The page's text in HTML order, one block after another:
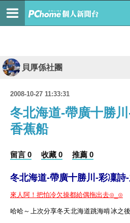
貝厚係社團
2008-10-27 11:33:31
冬北海道-帶廣十勝
香蕉船
留言 0 收藏 0 推薦 0
冬北海道-帶廣十勝川-彩凜詩
來人阿！把怕冷欠操都給偶拖出去⊙_⊙
哈哈～上次分享冬天北海道跳海啃冰之